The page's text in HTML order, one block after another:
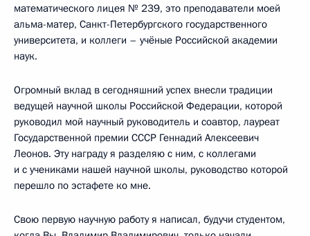
математического лицея № 239, это преподаватели моей
альма-матер, Санкт-Петербургского государственного
университета, и коллеги – учёные Российской академии
наук.
Огромный вклад в сегодняшний успех внесли традиции
ведущей научной школы Российской Федерации, которой
руководил мой научный руководитель и соавтор, лауреат
Государственной премии СССР Геннадий Алексеевич
Леонов. Эту награду я разделяю с ним, с коллегами
и с учениками нашей научной школы, руководство которой
перешло по эстафете ко мне.
Свою первую научную работу я написал, будучи студентом,